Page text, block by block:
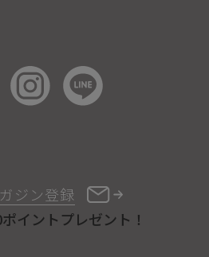
ジン登録
イントプレゼント！